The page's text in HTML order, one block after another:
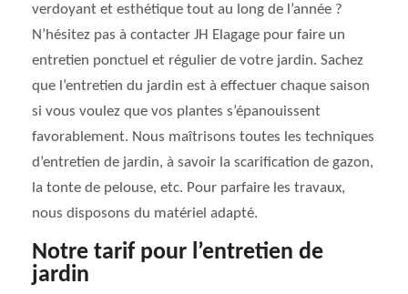
verdoyant et esthétique tout au long de l’année ?
N’hésitez pas à contacter JH Elagage pour faire un
entretien ponctuel et régulier de votre jardin. Sachez
que l’entretien du jardin est à effectuer chaque saison
si vous voulez que vos plantes s’épanouissent
favorablement. Nous maîtrisons toutes les techniques
d’entretien de jardin, à savoir la scarification de gazon,
la tonte de pelouse, etc. Pour parfaire les travaux,
nous disposons du matériel adapté.
Notre tarif pour l’entretien de
jardin